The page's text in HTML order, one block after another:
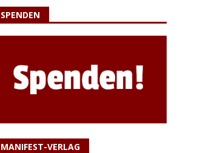
SPENDEN
MANIFEST-VERLAG